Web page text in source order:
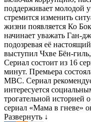
поддерживает молодой
стремится изменить
жизни появляется Ко
начинает уважать Ган-
подозревая её
выступил Чхве Бён-
Сериал состоит из 16
минут. Премьера
MBC. Сериал
интересуется
трогательной историей
сериал «Мама в гневе»
Развернуть ↓